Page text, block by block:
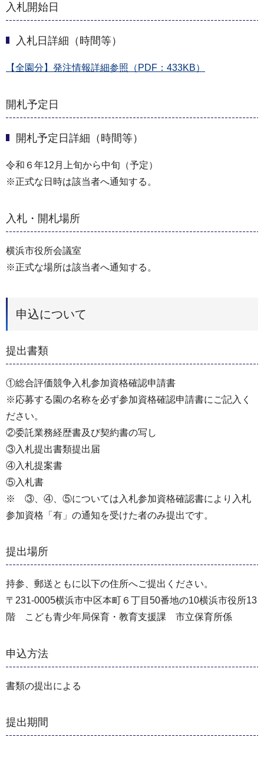
入札開始日
入札日詳細（時間等）
【全園分】発注情報詳細参照（PDF：433KB）
開札予定日
開札予定日詳細（時間等）
令和６年12月上旬から中旬（予定）
※正式な日時は該当者へ通知する。
入札・開札場所
横浜市役所会議室
※正式な場所は該当者へ通知する。
申込について
提出書類
①総合評価競争入札参加資格確認申請書
※応募する園の名称を必ず参加資格確認申請書にご記入く
ださい。
②委託業務経歴書及び契約書の写し
③入札提出書類提出届
④入札提案書
⑤入札書
※ ③、④、⑤については入札参加資格確認書により入札
参加資格「有」の通知を受けた者のみ提出です。
提出場所
持参、郵送ともに以下の住所へご提出ください。
〒231-0005横浜市中区本町６丁目50番地の10横浜市役所13
階 こども青少年局保育・教育支援課 市立保育所係
申込方法
書類の提出による
提出期間